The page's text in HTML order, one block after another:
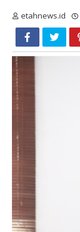
etahnews.id